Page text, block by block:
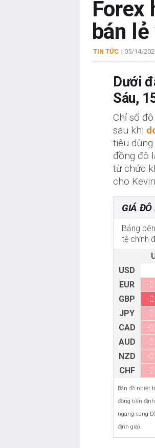
Forex
bán
TIN TỨC | 05/14/
Dưới
Sáu,
Chỉ số
sau khi
tiêu
đồng đô
từ chức
cho
GIÁ ĐÔ
Bảng
tệ chính
USD
EUR
-
GBP
-
JPY
-
CAD
-
AUD
-
NZD
-
CHF
-
Bản đồ nhiệt
đồng tiền
ngang sang
định giá).